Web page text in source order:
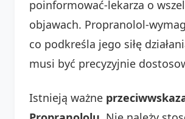
poinformować-lekarza o
objawach. Propranolol-
co podkreśla jego siłę
musi być precyzyjnie
Istnieją ważne